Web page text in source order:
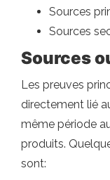
Sources
Sources
Sources
Les preuves
directement lié
même période
produits.
sont: